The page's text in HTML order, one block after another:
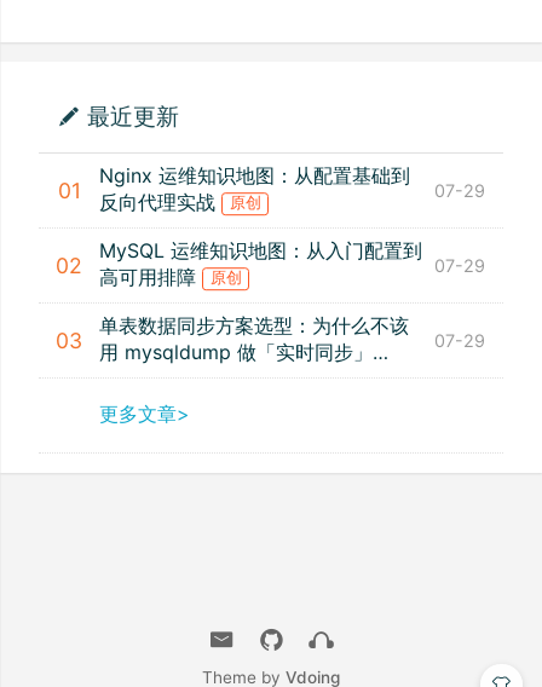
最近更新
01
Nginx 运维知识地图：从配置基础到
反向代理实战
原创
07-29
02
MySQL 运维知识地图：从入门配置到
高可用排障
原创
07-29
03
单表数据同步方案选型：为什么不该
用 mysqldump 做「实时同步」
原创
07-29
更多文章>
Theme by Vdoing